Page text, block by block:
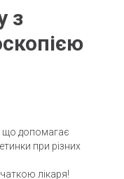
з
що допомагає
при різних
лікаря!